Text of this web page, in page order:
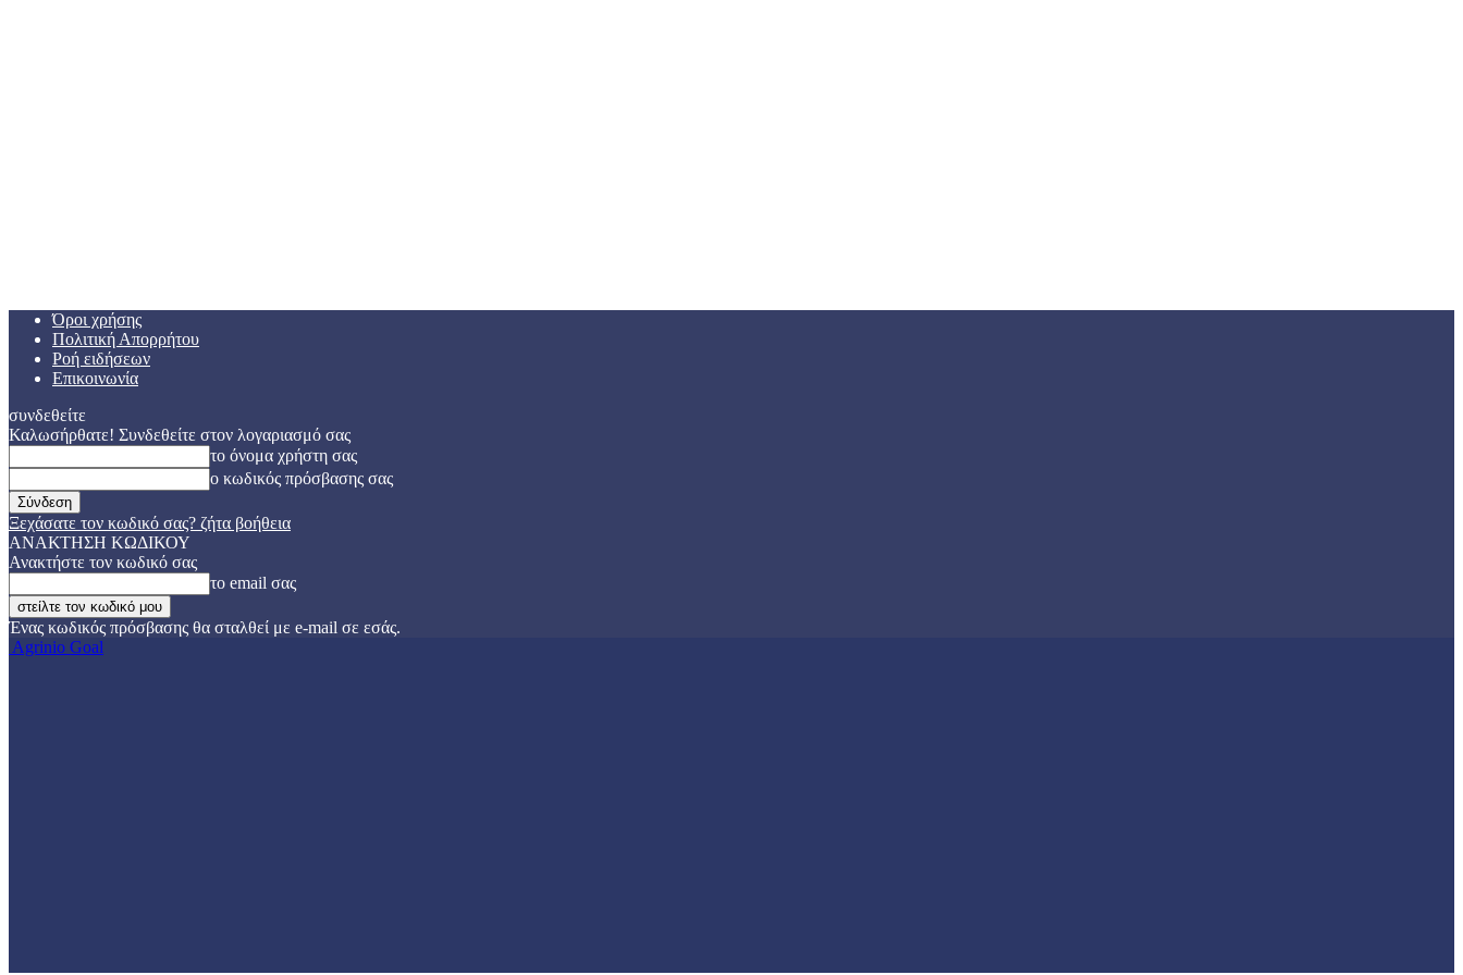
Όροι χρήσης
Πολιτική Απορρήτου
Ροή ειδήσεων
Επικοινωνία
συνδεθείτε
Καλωσήρθατε! Συνδεθείτε στον λογαριασμό σας
το όνομα χρήστη σας
ο κωδικός πρόσβασης σας
Ξεχάσατε τον κωδικό σας? ζήτα βοήθεια
ΑΝΑΚΤΗΣΗ ΚΩΔΙΚΟΥ
Ανακτήστε τον κωδικό σας
το email σας
Ένας κωδικός πρόσβασης θα σταλθεί με e-mail σε εσάς.
Agrinio Goal